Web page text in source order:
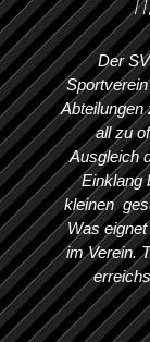
Der
Abteilungen
all zu
Ausgleich
Einklang
kleinen
Was
im Verein.